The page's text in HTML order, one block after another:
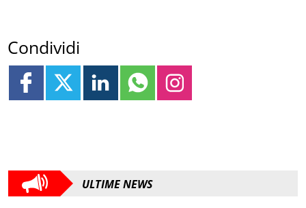
Condividi
ULTIME NEWS